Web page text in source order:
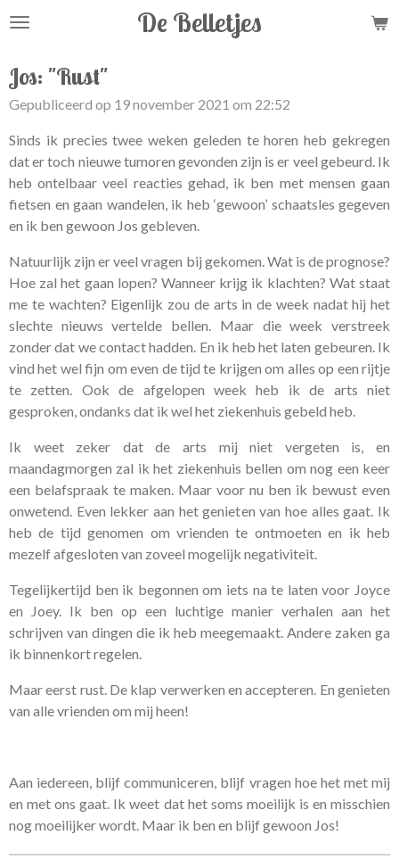
Ga
de
hoofdinhoud
De Belletjes
Jos: "Rust"
Gepubliceerd op 19 november 2021 om 22:52
Sinds ik precies twee weken geleden te horen heb gekregen
dat er toch nieuwe tumoren gevonden zijn is er veel gebeurd. Ik
heb ontelbaar veel reacties gehad, ik ben met mensen gaan
fietsen en gaan wandelen, ik heb ‘gewoon’ schaatsles gegeven
en ik ben gewoon Jos gebleven.
Natuurlijk zijn er veel vragen bij gekomen. Wat is de prognose?
Hoe zal het gaan lopen? Wanneer krijg ik klachten? Wat staat
me te wachten? Eigenlijk zou de arts in de week nadat hij het
slechte nieuws vertelde bellen. Maar die week verstreek
zonder dat we contact hadden. En ik heb het laten gebeuren. Ik
vind het wel fijn om even de tijd te krijgen om alles op een rijtje
te zetten. Ook de afgelopen week heb ik de arts niet
gesproken, ondanks dat ik wel het ziekenhuis gebeld heb.
Ik weet zeker dat de arts mij niet vergeten is, en
maandagmorgen zal ik het ziekenhuis bellen om nog een keer
een belafspraak te maken. Maar voor nu ben ik bewust even
onwetend. Even lekker aan het genieten van hoe alles gaat. Ik
heb de tijd genomen om vrienden te ontmoeten en ik heb
mezelf afgesloten van zoveel mogelijk negativiteit.
Tegelijkertijd ben ik begonnen om iets na te laten voor Joyce
en Joey. Ik ben op een luchtige manier verhalen aan het
schrijven van dingen die ik heb meegemaakt. Andere zaken ga
ik binnenkort regelen.
Maar eerst rust. De klap verwerken en accepteren. En genieten
van alle vrienden om mij heen!
Aan iedereen, blijf communiceren, blijf vragen hoe het met mij
en met ons gaat. Ik weet dat het soms moeilijk is en misschien
nog moeilijker wordt. Maar ik ben en blijf gewoon Jos!